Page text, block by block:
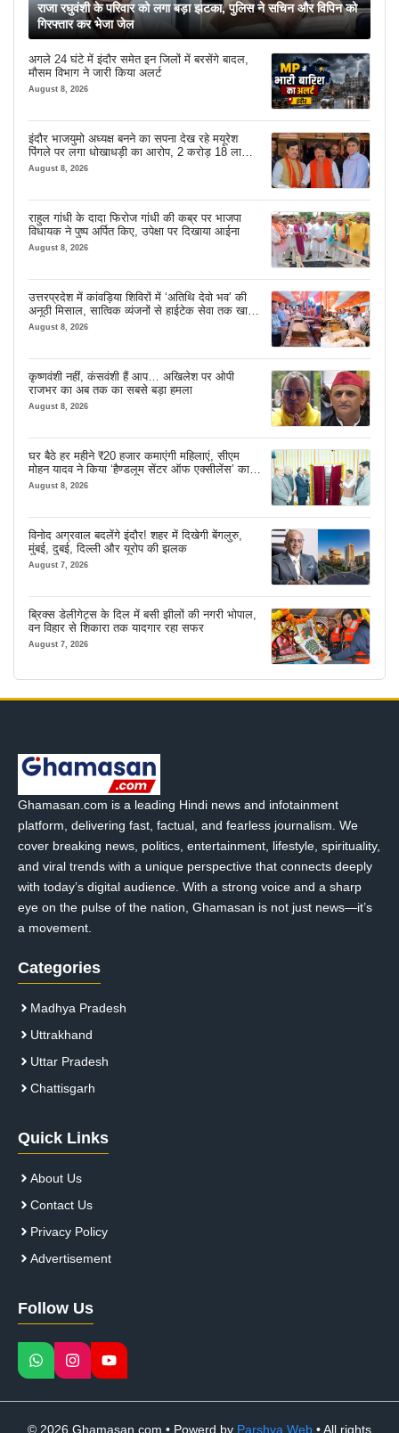
राजा रघुवंशी के परिवार को लगा बड़ा झटका, पुलिस ने सचिन और विपिन को
गिरफ्तार कर भेजा जेल
अगले 24 घंटे में इंदौर समेत इन जिलों में बरसेंगे बादल,
मौसम विभाग ने जारी किया अलर्ट
August 8, 2026
इंदौर भाजयुमो अध्यक्ष बनने का सपना देख रहे मयूरेश
पिंगले पर लगा धोखाधड़ी का आरोप, 2 करोड़ 18 लाख
लेने के बाद भी नहीं दिया जमीन का कब्जा
August 8, 2026
राहुल गांधी के दादा फिरोज गांधी की कब्र पर भाजपा
विधायक ने पुष्प अर्पित किए, उपेक्षा पर दिखाया आईना
August 8, 2026
उत्तरप्रदेश में कांवड़िया शिविरों में ‘अतिथि देवो भव’ की
अनूठी मिसाल, सात्विक व्यंजनों से हाईटेक सेवा तक खास
इंतजाम
August 8, 2026
कृष्णवंशी नहीं, कंसवंशी हैं आप… अखिलेश पर ओपी
राजभर का अब तक का सबसे बड़ा हमला
August 8, 2026
घर बैठे हर महीने ₹20 हजार कमाएंगी महिलाएं, सीएम
मोहन यादव ने किया ‘हैण्डलूम सेंटर ऑफ एक्सीलेंस’ का
शुभारंभ
August 8, 2026
विनोद अग्रवाल बदलेंगे इंदौर! शहर में दिखेगी बेंगलुरु,
मुंबई, दुबई, दिल्ली और यूरोप की झलक
August 7, 2026
ब्रिक्स डेलीगेट्स के दिल में बसी झीलों की नगरी भोपाल,
वन विहार से शिकारा तक यादगार रहा सफर
August 7, 2026
Ghamasan.com is a leading Hindi news and infotainment
platform, delivering fast, factual, and fearless journalism. We
cover breaking news, politics, entertainment, lifestyle, spirituality,
and viral trends with a unique perspective that connects deeply
with today’s digital audience. With a strong voice and a sharp
eye on the pulse of the nation, Ghamasan is not just news—it’s
a movement.
Categories
Madhya Pradesh
Uttrakhand
Uttar Pradesh
Chattisgarh
Quick Links
About Us
Contact Us
Privacy Policy
Advertisement
Follow Us
© 2026 Ghamasan.com • Powerd by Parshva Web • All rights